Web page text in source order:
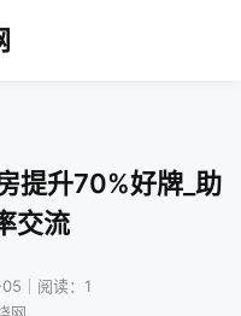
提升70%好牌_助
交流
｜阅读：1